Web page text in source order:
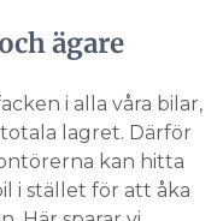
ägare
i alla våra bilar,
lagret. Därför
kan hitta
i stället för att åka